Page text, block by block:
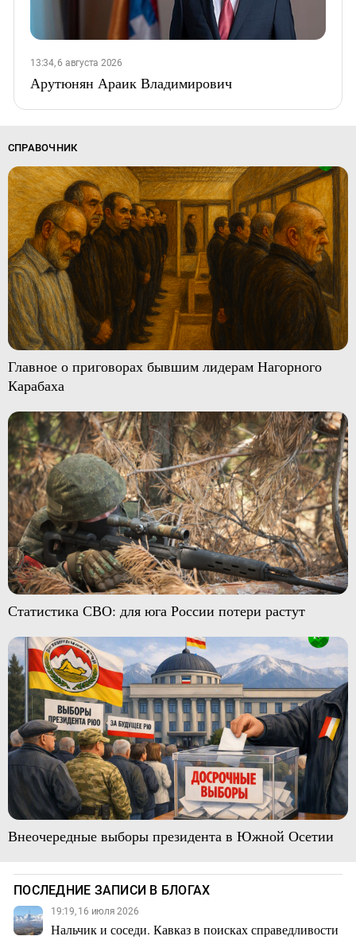
13:34, 6 августа 2026
Арутюнян Араик Владимирович
СПРАВОЧНИК
Главное о приговорах бывшим лидерам Нагорного
Карабаха
Статистика СВО: для юга России потери растут
Внеочередные выборы президента в Южной Осетии
ПОСЛЕДНИЕ ЗАПИСИ В БЛОГАХ
19:19, 16 июля 2026
Нальчик и соседи. Кавказ в поисках справедливости